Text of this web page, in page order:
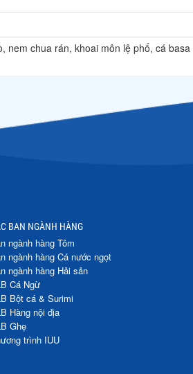
nem chua rán, khoai môn lệ phố, cá basa
BAN NGÀNH HÀNG
ngành hàng Tôm
ngành hàng Cá nước ngọt
ngành hàng Hải sản
Cá Ngừ
Bột cá & Surimi
Hàng nội địa
Ghẹ
trình IUU